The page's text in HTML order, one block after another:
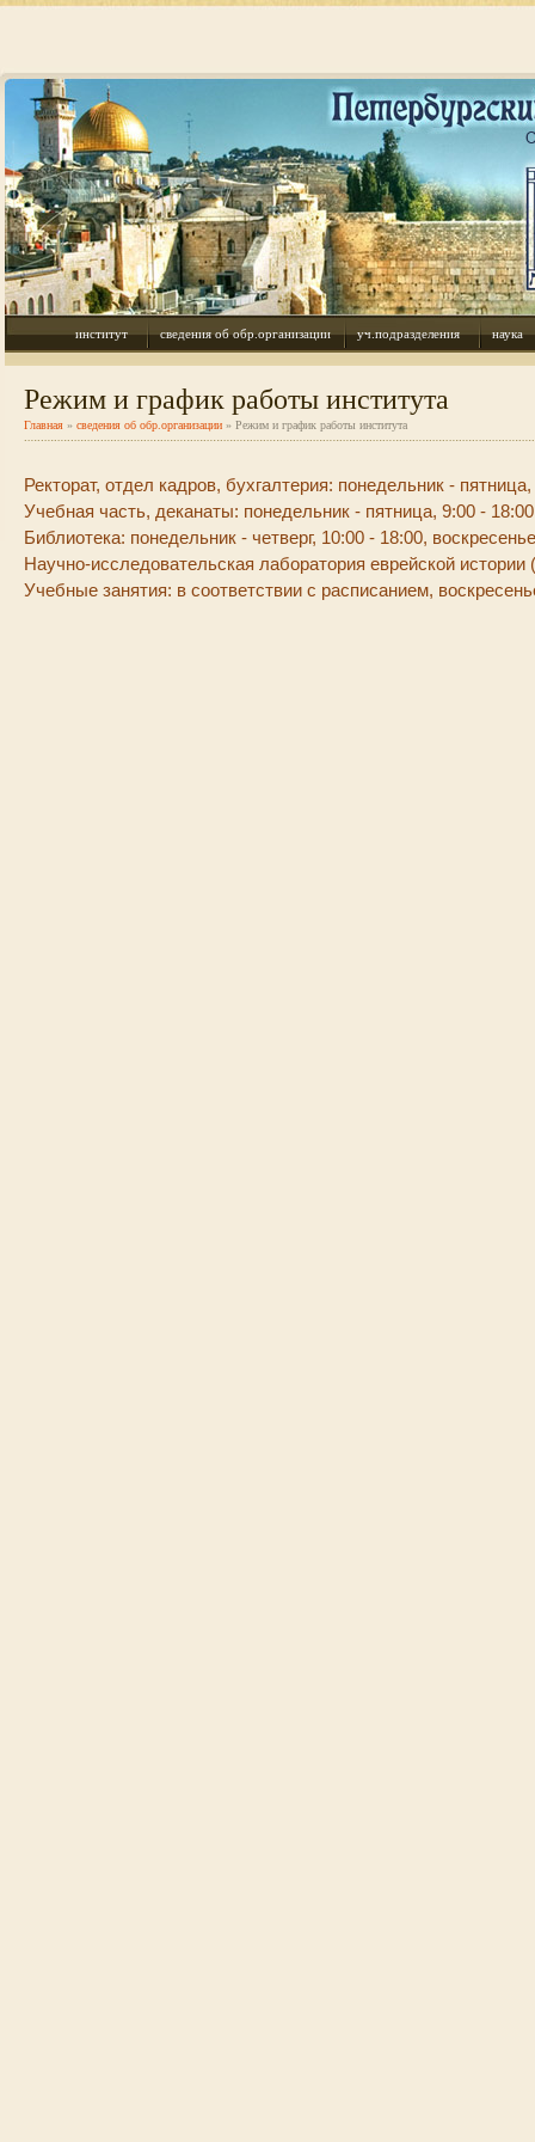
институт сведения об обр.организации уч.подразделения наука
Режим и график работы института
Главная » сведения об обр.организации » Режим и график работы института
Ректорат, отдел кадров, бухгалтерия: понедельник -
Учебная часть, деканаты: понедельник - пятница, 9:00 -
Библиотека: понедельник - четверг, 10:00 - 18:00,
Научно-исследовательская лаборатория еврейской
Учебные занятия: в соответствии с расписанием,